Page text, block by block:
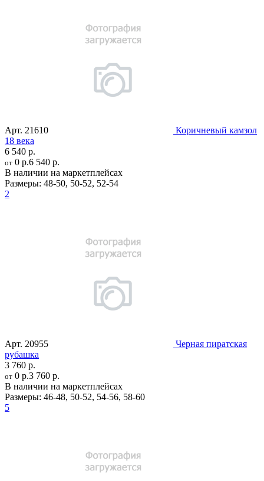
Арт. 21610
Коричневый камзол
18 века
6 540 р.
от 0 р.6 540 р.
В наличии на маркетплейсах
Размеры: 48-50, 50-52, 52-54
2
Арт. 20955
Черная пиратская
рубашка
3 760 р.
от 0 р.3 760 р.
В наличии на маркетплейсах
Размеры: 46-48, 50-52, 54-56, 58-60
5